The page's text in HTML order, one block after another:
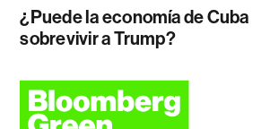
¿Puede la economía de Cuba
sobrevivir a Trump?